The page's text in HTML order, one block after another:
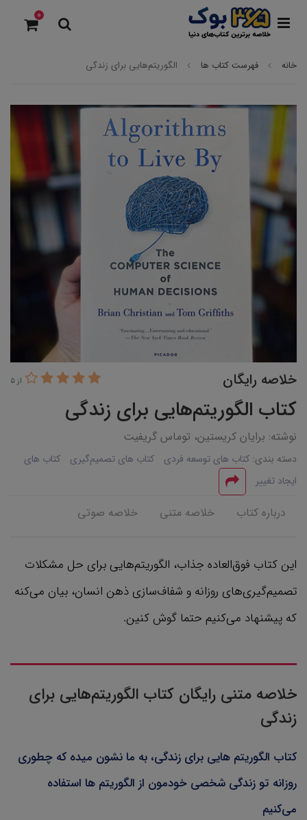
0
خانه فهرست کتاب ها الگوریتم‌هایی برای زندگی
خلاصه رایگان از 5
کتاب الگوریتم‌هایی برای زندگی
نوشته: برایان کریستین، توماس گریفیت
دسته بندی: کتاب های توسعه فردی کتاب های تصمیم‌گیری
کتاب های
ایجاد تغییر
درباره کتاب خلاصه متنی خلاصه صوتی
این کتاب فوق‌العاده جذاب، الگوریتم‌هایی برای حل مشکلات
تصمیم‌گیری‌های روزانه و شفاف‌سازی ذهن انسان، بیان می‌کنه
که پیشنهاد می‌کنیم حتما گوش کنین.
خلاصه متنی رایگان کتاب الگوریتم‌هایی برای
زندگی
کتاب الگوریتم هایی برای زندگی، به ما نشون میده که چطوری
روزانه تو زندگی شخصی خودمون از الگوریتم ها استفاده
می‌کنیم